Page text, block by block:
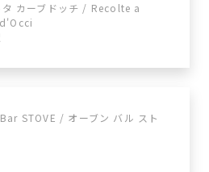
タ カーブドッチ / Recolte a
STOVE / オーブン バル スト